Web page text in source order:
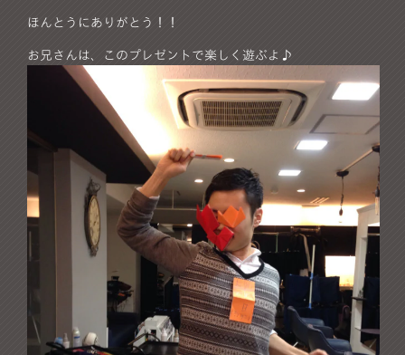
ほんとうにありがとう！！
お兄さんは、このプレゼントで楽しく遊ぶよ♪